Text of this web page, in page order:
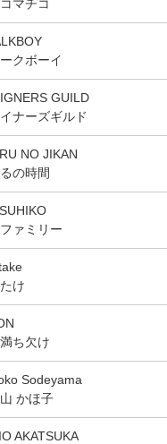
マチコ
クボーイ
GUILD
ナーズギルド
NO JIKAN
の時間
ァミリー
け
ち欠け
Sodeyama
かほ子
AKATSUKA